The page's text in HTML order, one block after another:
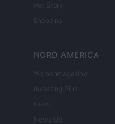
Pet Story
Encocina
NORD AMERICA
Womanmagazine
Investing Plus
Newz
Newz US